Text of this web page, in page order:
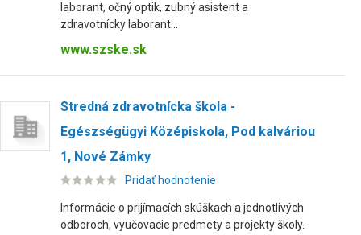
laborant, očný optik, zubný asistent a
zdravotnícky laborant...
www.szske.sk
Stredná zdravotnícka škola -
Egészségügyi Középiskola, Pod kalváriou
1, Nové Zámky
Pridať hodnotenie
Informácie o prijímacích skúškach a jednotlivých
odboroch, vyučovacie predmety a projekty školy.